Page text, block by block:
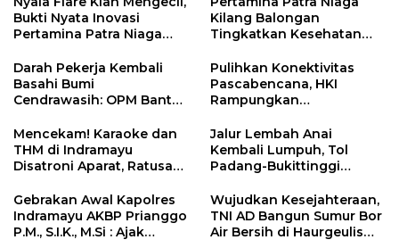
Bukti Nyata Inovasi
Pertamina Patra Niaga
Net Zero Emission 2060
Kilang Balongan
Tingkatkan Kesehatan
Pemeriksaan Kesehatan
Rutin dan Edukasi
Perawatan Gigi
Darah Pekerja Kembali
Basahi Bumi
Cendrawasih: OPM Bantai
di Tolikara!
Pulihkan Konektivitas
Pascabencana, HKI
Rampungkan
Lembah Anai dan Malalak
Mencekam! Karaoke dan
THM di Indramayu
Disatroni Aparat, Ratusan
Dites Urine!
Jalur Lembah Anai
Kembali Lumpuh, Tol
Padang-Bukittinggi
Strategis
Gebrakan Awal Kapolres
Indramayu AKBP Prianggo
P.M., S.I.K., M.Si : Ajak
Wujudkan Kesejahteraan,
TNI AD Bangun Sumur Bor
Air Bersih di Haurgeulis